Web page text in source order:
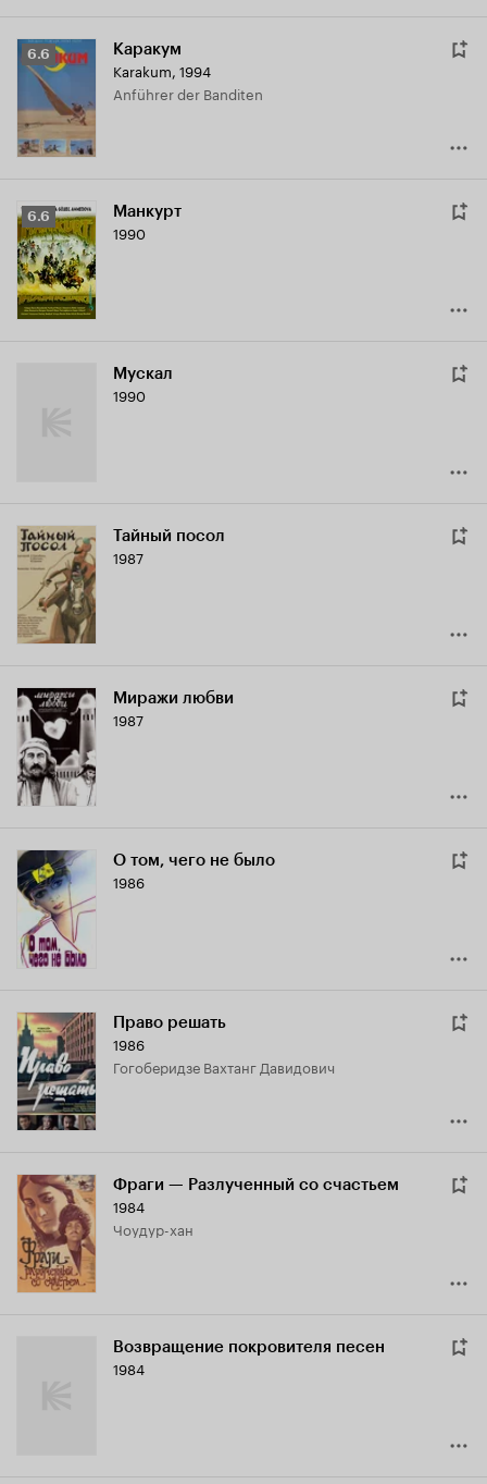
Рейтинг
Кинопоиска
6.6
6.6 Каракум
Karakum, 1994
Anführer der Banditen
Рейтинг
Кинопоиска
6.6
6.6 Манкурт
1990
Мускал
1990
Тайный посол
1987
Миражи любви
1987
О том, чего не было
1986
Право решать
1986
Гогоберидзе Вахтанг Давидович
Фраги — Разлученный со счастьем
1984
Чоудур-хан
Возвращение покровителя песен
1984